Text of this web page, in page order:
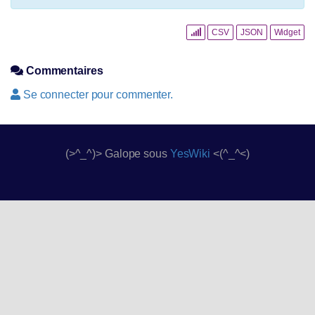
CSV JSON Widget
Commentaires
Se connecter pour commenter.
(>^_^)> Galope sous YesWiki <(^_^<)